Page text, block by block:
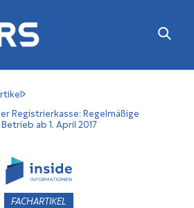
Registrierkasse: Regelmäßige
ab 1. April 2017
FACHARTIKEL